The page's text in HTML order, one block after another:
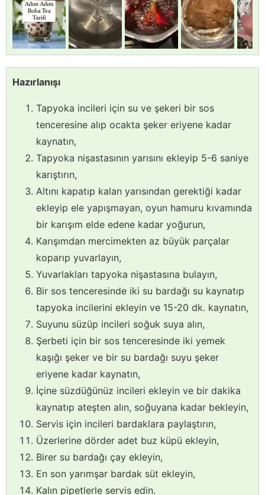
Hazırlanışı
Tapyoka incileri için su ve şekeri bir sos
tenceresine alıp ocakta şeker eriyene kadar
kaynatın,
Tapyoka nişastasının yarısını ekleyip 5-6 saniye
karıştırın,
Altını kapatıp kalan yarısından gerektiği kadar
ekleyip ele yapışmayan, oyun hamuru kıvamında
bir karışım elde edene kadar yoğurun,
Karışımdan mercimekten az büyük parçalar
koparıp yuvarlayın,
Yuvarlakları tapyoka nişastasına bulayın,
Bir sos tenceresinde iki su bardağı su kaynatıp
tapyoka incilerini ekleyin ve 15-20 dk. kaynatın,
Suyunu süzüp incileri soğuk suya alın,
Şerbeti için bir sos tenceresinde iki yemek
kaşığı şeker ve bir su bardağı suyu şeker
eriyene kadar kaynatın,
İçine süzdüğünüz incileri ekleyin ve bir dakika
kaynatıp ateşten alın, soğuyana kadar bekleyin,
Servis için incileri bardaklara paylaştırın,
Üzerlerine dörder adet buz küpü ekleyin,
Birer su bardağı çay ekleyin,
En son yarımşar bardak süt ekleyin,
Kalın pipetlerle servis edin.